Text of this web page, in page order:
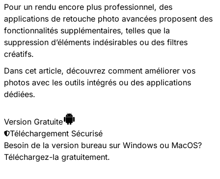
Pour un rendu encore plus professionnel, des
applications de retouche photo avancées proposent des
fonctionnalités supplémentaires, telles que la
suppression d’éléments indésirables ou des filtres
créatifs.
Dans cet article, découvrez comment améliorer vos
photos avec les outils intégrés ou des applications
dédiées.
Version Gratuite
Téléchargement Sécurisé
Besoin de la version bureau sur Windows ou MacOS?
Téléchargez-la gratuitement.